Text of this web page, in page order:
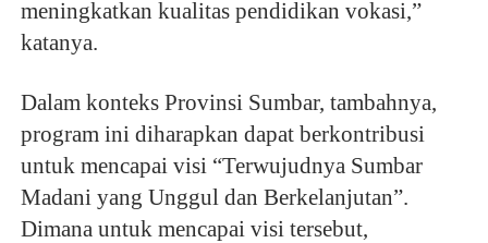
meningkatkan kualitas pendidikan vokasi,”
katanya.
Dalam konteks Provinsi Sumbar, tambahnya,
program ini diharapkan dapat berkontribusi
untuk mencapai visi “Terwujudnya Sumbar
Madani yang Unggul dan Berkelanjutan”.
Dimana untuk mencapai visi tersebut,